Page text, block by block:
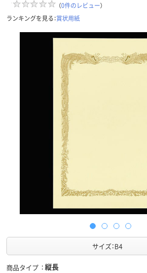
（0件のレビュー）
ランキングを見る：賞状用紙
サイズ：B4
商品タイプ 縦長